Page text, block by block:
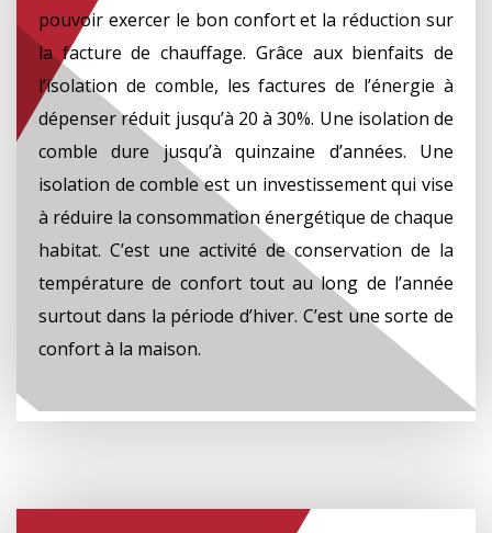
pouvoir exercer le bon confort et la réduction sur
la facture de chauffage. Grâce aux bienfaits de
l’isolation de comble, les factures de l’énergie à
dépenser réduit jusqu’à 20 à 30%. Une isolation de
comble dure jusqu’à quinzaine d’années. Une
isolation de comble est un investissement qui vise
à réduire la consommation énergétique de chaque
habitat. C’est une activité de conservation de la
température de confort tout au long de l’année
surtout dans la période d’hiver. C’est une sorte de
confort à la maison.